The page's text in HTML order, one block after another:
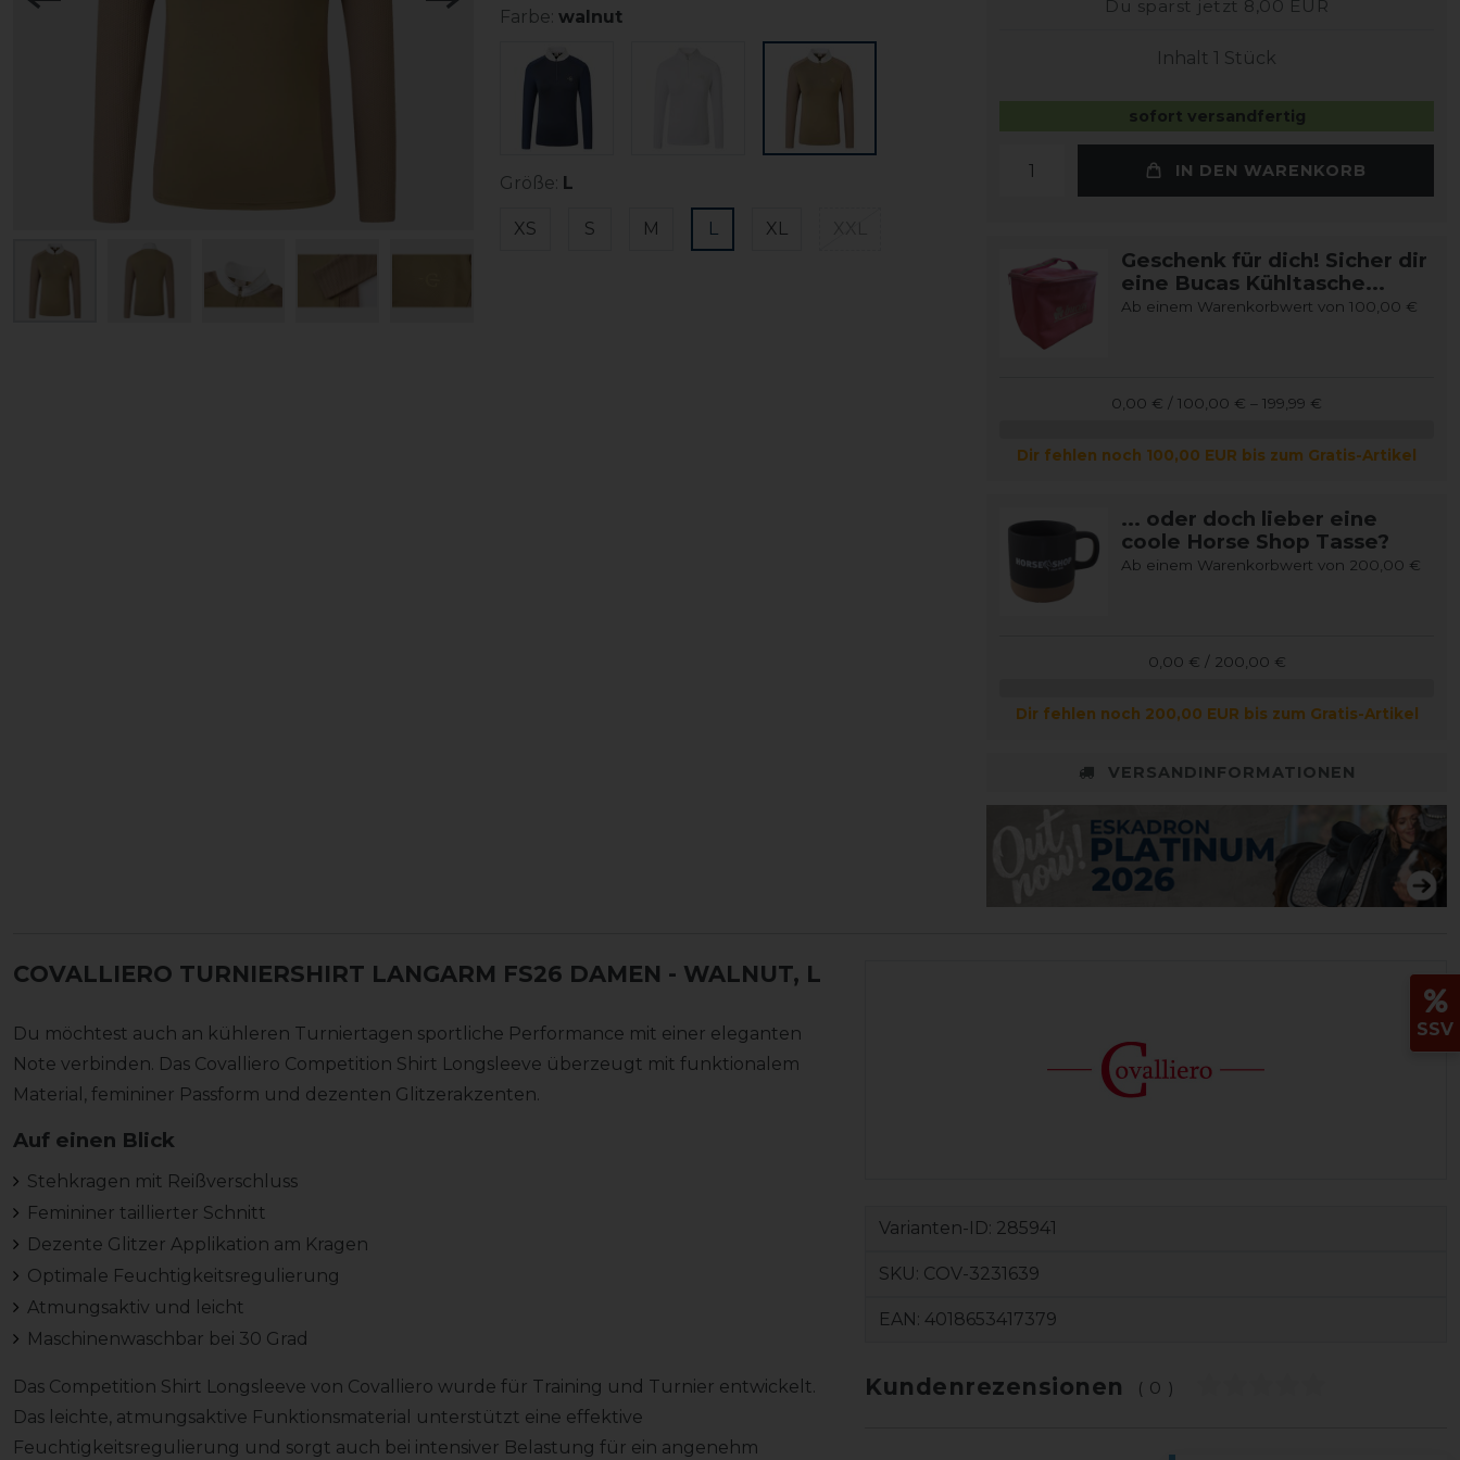
Farbe: walnut
Größe: L
XS S M L XL
Du sparst jetzt 8,00 EUR
Inhalt 1 Stück
sofort versandfertig
IN DEN WARENKORB
Geschenk für dich! Sicher dir
eine Bucas Kühltasche...
Ab einem Warenkorbwert von 100,00 €
0,00 € / 100,00 € – 199,99 €
Dir fehlen noch 100,00 EUR bis zum Gratis-Artikel
... oder doch lieber eine
coole Horse Shop Tasse?
Ab einem Warenkorbwert von 200,00 €
0,00 € / 200,00 €
Dir fehlen noch 200,00 EUR bis zum Gratis-Artikel
VERSANDINFORMATIONEN
COVALLIERO TURNIERSHIRT LANGARM FS26 DAMEN - WALNUT, L
Du möchtest auch an kühleren Turniertagen sportliche Performance mit einer eleganten
Note verbinden. Das Covalliero Competition Shirt Longsleeve überzeugt mit funktionalem
Material, femininer Passform und dezenten Glitzerakzenten.
Auf einen Blick
Stehkragen mit Reißverschluss
Femininer taillierter Schnitt
Dezente Glitzer Applikation am Kragen
Optimale Feuchtigkeitsregulierung
Atmungsaktiv und leicht
Maschinenwaschbar bei 30 Grad
Das Competition Shirt Longsleeve von Covalliero wurde für Training und Turnier entwickelt.
Das leichte, atmungsaktive Funktionsmaterial unterstützt eine effektive
Feuchtigkeitsregulierung und sorgt auch bei intensiver Belastung für ein angenehm
Varianten-ID: 285941
SKU: COV-3231639
EAN: 4018653417379
Kundenrezensionen (0)
SSV